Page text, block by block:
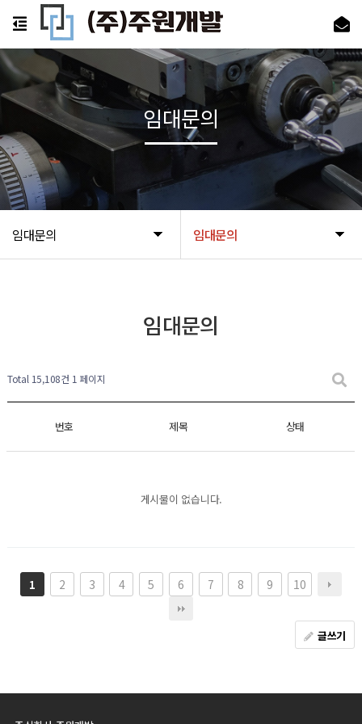
임대문의 임대문의
임대문의
임대문의
Total 15,108건 1 페이지
번호 제목 상태
게시물이 없습니다.
1 2 3 4 5 6 7 8 9 10
글쓰기